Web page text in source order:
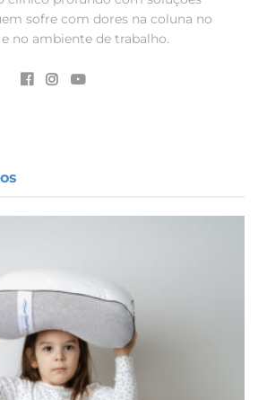
sofre com dores na coluna no
no ambiente de trabalho.